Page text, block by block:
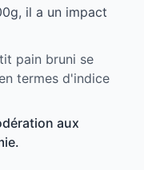
il a un impact
pain bruni se
termes d'indice
aux